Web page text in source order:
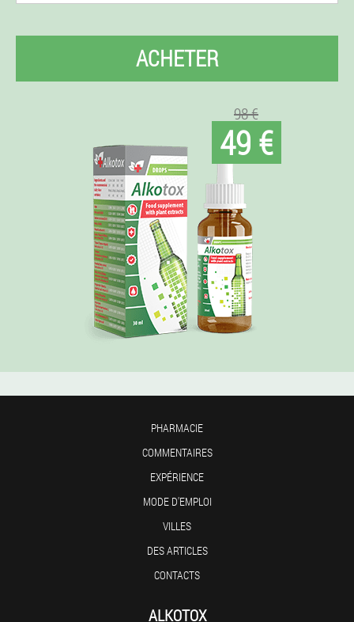
ACHETER
98 €
49 €
PHARMACIE
COMMENTAIRES
EXPÉRIENCE
MODE D'EMPLOI
VILLES
DES ARTICLES
CONTACTS
ALKOTOX